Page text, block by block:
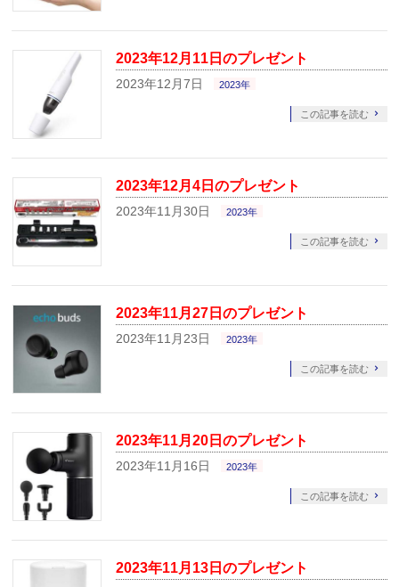
2023年12月11日のプレゼント
2023年12月7日 2023年
この記事を読む
2023年12月4日のプレゼント
2023年11月30日 2023年
この記事を読む
2023年11月27日のプレゼント
2023年11月23日 2023年
この記事を読む
2023年11月20日のプレゼント
2023年11月16日 2023年
この記事を読む
2023年11月13日のプレゼント